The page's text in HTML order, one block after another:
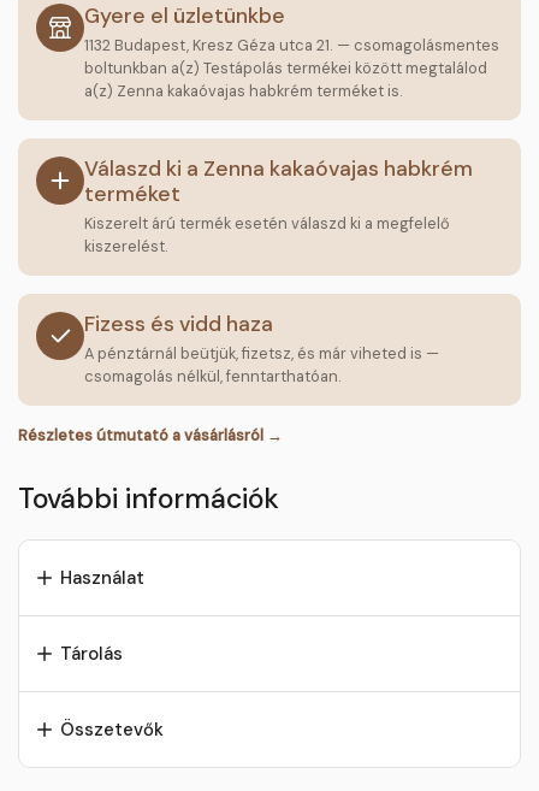
Gyere el üzletünkbe
1132 Budapest, Kresz Géza utca 21. — csomagolásmentes
boltunkban a(z) Testápolás termékei között megtalálod
a(z) Zenna kakaóvajas habkrém terméket is.
Válaszd ki a Zenna kakaóvajas habkrém
terméket
Kiszerelt árú termék esetén válaszd ki a megfelelő
kiszerelést.
Fizess és vidd haza
A pénztárnál beütjük, fizetsz, és már viheted is —
csomagolás nélkül, fenntarthatóan.
Részletes útmutató a vásárlásról →
További információk
Használat
Tárolás
Összetevők